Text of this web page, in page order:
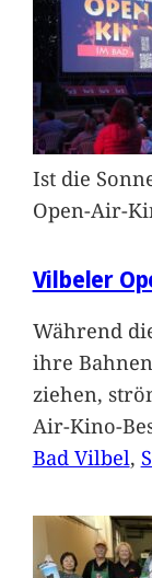
Ist die
Open-Air-
Vilbeler
Während
ihre
ziehen,
Air-Kino-
Bad Vilbel,